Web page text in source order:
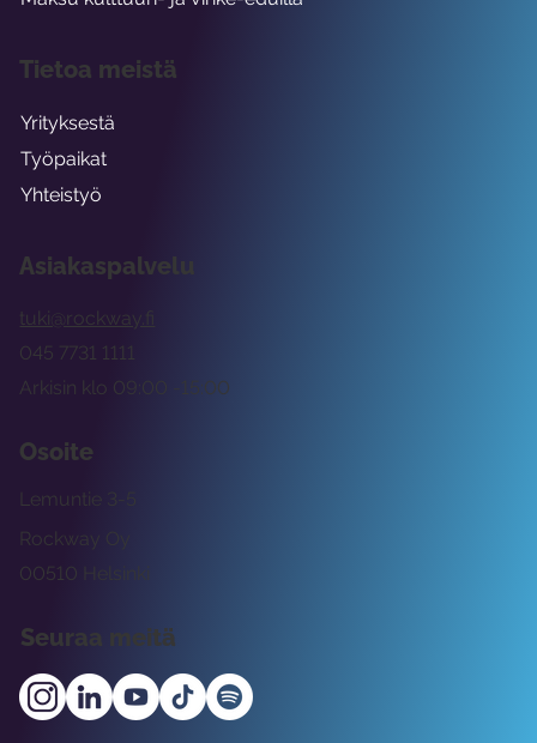
Asiakaspalvelu
tuki@rockway.fi
Arkisin klo 09:00 -15:00
045 7731 1111
Osoite
Rockway Oy
Lemuntie 3-5
00510 Helsinki
Seuraa meitä
Tietoa meistä
Yrityksestä
Työpaikat
Yhteistyö